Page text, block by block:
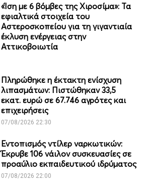
«Ίση με 6 βόμβες της Χιροσίμα»: Τα
εφιαλτικά στοιχεία του
Αστεροσκοπείου για τη γιγαντιαία
έκλυση ενέργειας στην
Αττικοβοιωτία
Πληρώθηκε η έκτακτη ενίσχυση
λιπασμάτων: Πιστώθηκαν 33,5
εκατ. ευρώ σε 67.746 αγρότες και
επιχειρήσεις
07/08/2026 22:30
Εντοπισμός ντίλερ ναρκωτικών:
Έκρυβε 106 νάιλον συσκευασίες σε
προαύλιο εκπαιδευτικού ιδρύματος
07/08/2026 22:00